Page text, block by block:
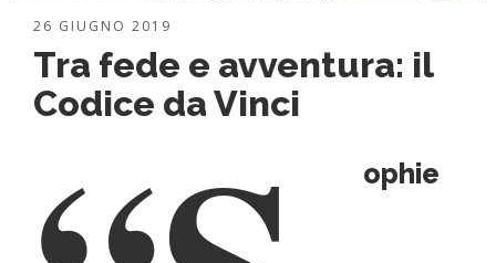
26 GIUGNO 2019
Tra fede e avventura: il
Codice da Vinci
ophie